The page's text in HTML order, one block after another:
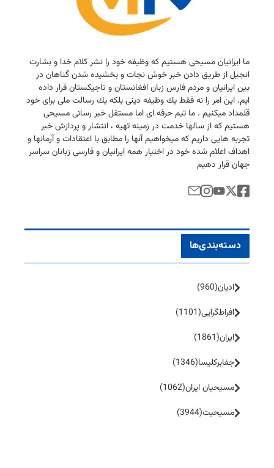
ما ایرانیان مسیحی هستیم كه وظیفه خود را نشر كلام خدا و بشارت
انجیل از طریق دادن خبر خوش نجات و بخشیده شدن گناهان در
بین ایرانیان و مردم فارس زبان افغانستان و تاجیكستان قرار داده
ایم. این امر را نه فقط یك وظیفه دینی بلكه یك رسالت ملی برای خود
قلمداد میكنیم . ما تیم حرفه ای اما مستقل خبر رسانی مسیحی
هستیم كه از سالها خدمت در زمینه تهیه ، انتشار و پردازش خبر
تجربه هایی داریم كه میخواهیم آنها را مطابق با اعتقادات و آرمانها و
اهداف اعلام شده خود در اختیار همه ایرانیان و فارسی زبانان سراسر
جهان قرار دهیم
دسته‌بندی‌ها
ادیان(960)
افراط‌گرایی(1101)
ایران(1861)
جفا‌بر‌کلیسا(1346)
مسیحیان ایران(1062)
مسیحیت(3944)